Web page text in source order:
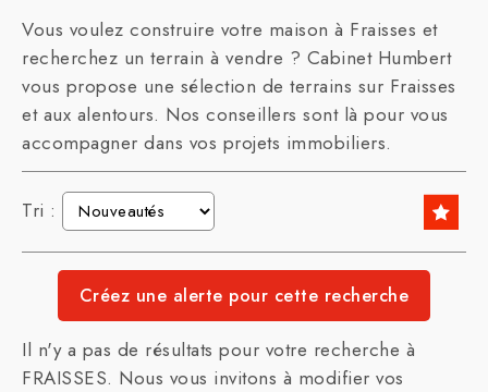
Vous voulez construire votre maison à Fraisses et
recherchez un terrain à vendre ? Cabinet Humbert
vous propose une sélection de terrains sur Fraisses
et aux alentours. Nos conseillers sont là pour vous
accompagner dans vos projets immobiliers.
Tri :
Il n'y a pas de résultats pour votre recherche à
FRAISSES. Nous vous invitons à modifier vos